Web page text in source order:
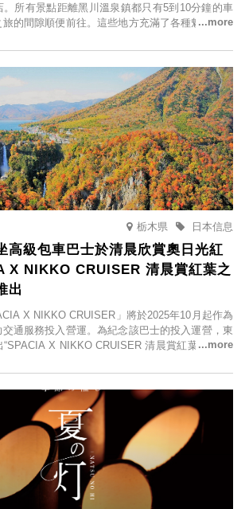
所有景點距離黑川溫泉鎮都只有5到10分鐘的車
的間隙順便前往。這些地方充滿了各種魅力，包
黑川溫泉的全新樂趣。
栃木県 日本信息
高級包車巴士於清晨欣賞奧日光紅
X NIKKO CRUISER 清晨賞紅葉之
出
X NIKKO CRUISER」將於2025年10月起作為
交通服務投入營運。為紀念該巴士的投入運營，東
X NIKKO CRUISER 清晨賞紅葉之旅”，